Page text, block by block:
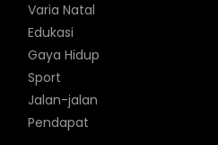
Varia Natal
Edukasi
Gaya Hidup
Sport
Jalan-jalan
Pendapat